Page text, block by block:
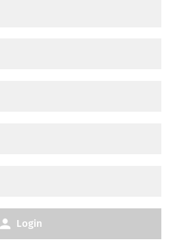
Login